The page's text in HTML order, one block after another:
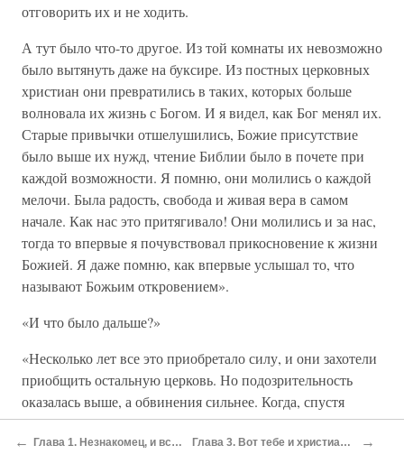
отговорить их и не ходить.
А тут было что-то другое. Из той комнаты их невозможно
было вытянуть даже на буксире. Из постных церковных
христиан они превратились в таких, которых больше
волновала их жизнь с Богом. И я видел, как Бог менял их.
Старые привычки отшелушились, Божие присутствие
было выше их нужд, чтение Библии было в почете при
каждой возможности. Я помню, они молились о каждой
мелочи. Была радость, свобода и живая вера в самом
начале. Как нас это притягивало! Они молились и за нас,
тогда то впервые я почувствовал прикосновение к жизни
Божией. Я даже помню, как впервые услышал то, что
называют Божьим откровением».
«И что было дальше?»
«Несколько лет все это приобретало силу, и они захотели
приобщить остальную церковь. Но подозрительность
оказалась выше, а обвинения сильнее. Когда, спустя
несколько месяцев туман развеялся, стало ясно, что в
церкви им никто не рад. Многие из той группы
← Глава 1. Незнакомец, и все еще незнакомец Глава 3. Вот тебе и христианское просвещение! →